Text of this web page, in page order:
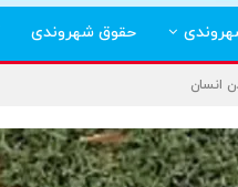
حقوق شهروندی
انسان